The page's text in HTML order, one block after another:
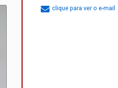
clique para ver o e-mail